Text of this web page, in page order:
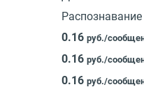
0.16 руб./
0.16 руб./
0.16 руб./